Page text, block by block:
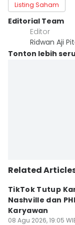
Listing Saham
Editorial Team
Editor
Ridwan Aji
Tonton lebih
Related
TikTok Tutup
Nashville dan
Karyawan
08 Agu 2026, 19:05